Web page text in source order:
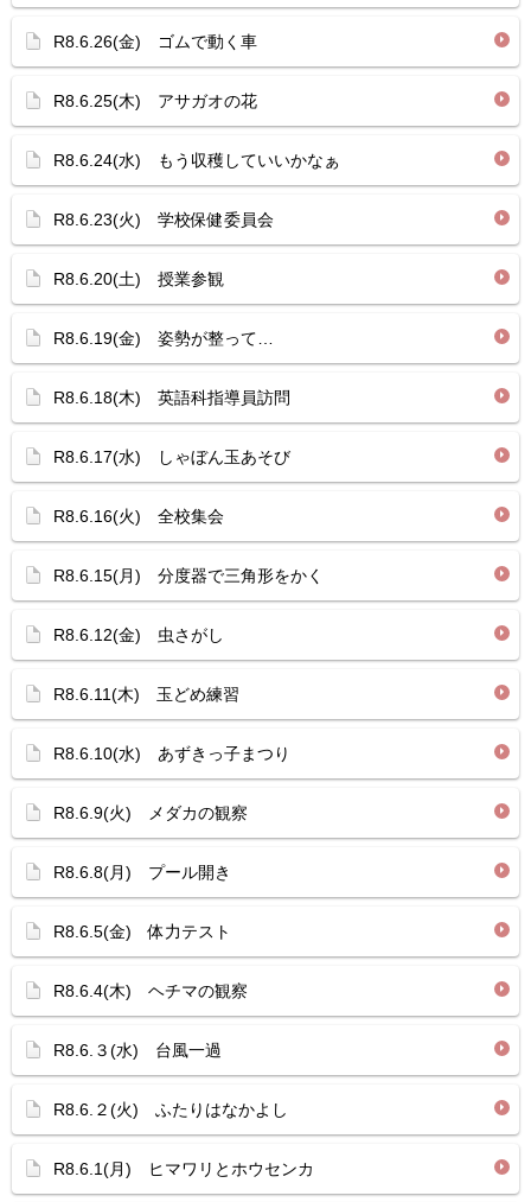
R8.6.26(金) ゴムで動く車
R8.6.25(木) アサガオの花
R8.6.24(水) もう収穫していいかなぁ
R8.6.23(火) 学校保健委員会
R8.6.20(土) 授業参観
R8.6.19(金) 姿勢が整って…
R8.6.18(木) 英語科指導員訪問
R8.6.17(水) しゃぼん玉あそび
R8.6.16(火) 全校集会
R8.6.15(月) 分度器で三角形をかく
R8.6.12(金) 虫さがし
R8.6.11(木) 玉どめ練習
R8.6.10(水) あずきっ子まつり
R8.6.9(火) メダカの観察
R8.6.8(月) プール開き
R8.6.5(金) 体力テスト
R8.6.4(木) ヘチマの観察
R8.6.３(水) 台風一過
R8.6.２(火) ふたりはなかよし
R8.6.1(月) ヒマワリとホウセンカ